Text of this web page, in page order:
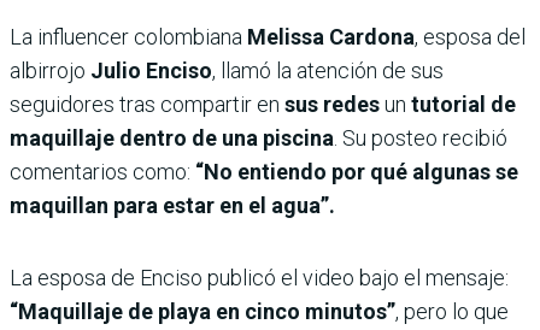
La influencer colombiana Melissa Cardona, esposa del
albirrojo Julio Enciso, llamó la atención de sus
seguidores tras compartir en sus redesun tutorial de
maquillaje dentro de una piscina. Su posteo recibió
comentarios como: “No entiendo por qué algunas se
maquillan para estar en el agua”.
La esposa de Enciso publicó el video bajo el mensaje:
“Maquillaje de playa en cinco minutos”, pero lo que